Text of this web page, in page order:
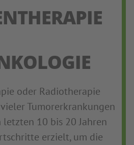
oder Radiotherapie
Tumorerkrankungen
letzten 10 bis 20 Jahren
erzielt, um die